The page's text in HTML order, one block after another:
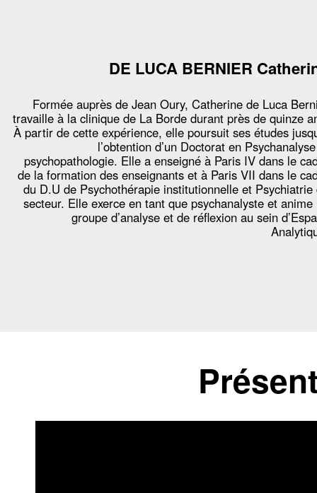
DE LUCA BERNIER
Formée auprès de Jean Oury, Catherine de Luca
travaille à la clinique de La Borde durant près de quinze
À partir de cette expérience, elle poursuit ses études
l’obtention d’un Doctorat en
psychopathologie. Elle a enseigné à Paris IV dans le
de la formation des enseignants et à Paris VII dans le
du D.U de Psychothérapie institutionnelle et Psychiatrie
secteur. Elle exerce en tant que psychanalyste et anime
groupe d’analyse et de réflexion au sein